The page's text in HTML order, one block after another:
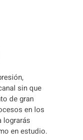
sin que
de gran
en los
lograrás
en estudio.